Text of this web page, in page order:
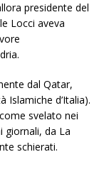
presidente del
Locci aveva
dal Qatar,
Islamiche d’Italia).
svelato nei
giornali, da La
schierati.